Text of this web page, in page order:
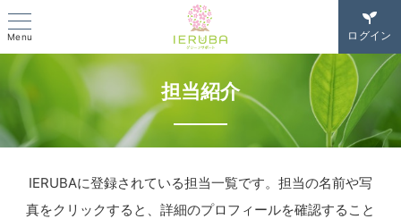
Menu ログイン
担当紹介
IERUBAに登録されている担当一覧です。担当の名前や写
真をクリックすると、詳細のプロフィールを確認すること